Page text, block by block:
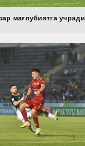
мағлубиятга учради